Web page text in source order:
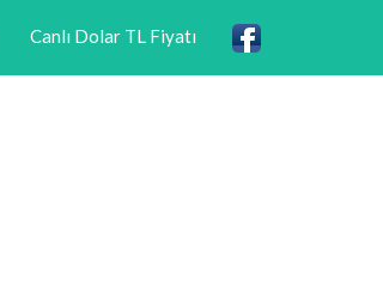
Canlı Dolar TL Fiyatı